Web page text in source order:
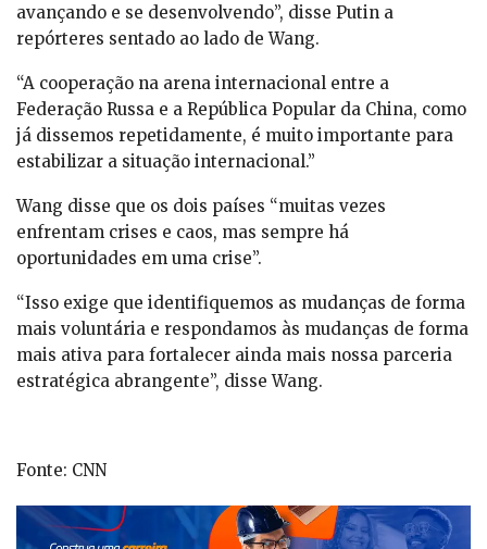
avançando e se desenvolvendo”, disse Putin a
repórteres sentado ao lado de Wang.
“A cooperação na arena internacional entre a
Federação Russa e a República Popular da China, como
já dissemos repetidamente, é muito importante para
estabilizar a situação internacional.”
Wang disse que os dois países “muitas vezes
enfrentam crises e caos, mas sempre há
oportunidades em uma crise”.
“Isso exige que identifiquemos as mudanças de forma
mais voluntária e respondamos às mudanças de forma
mais ativa para fortalecer ainda mais nossa parceria
estratégica abrangente”, disse Wang.
Fonte: CNN